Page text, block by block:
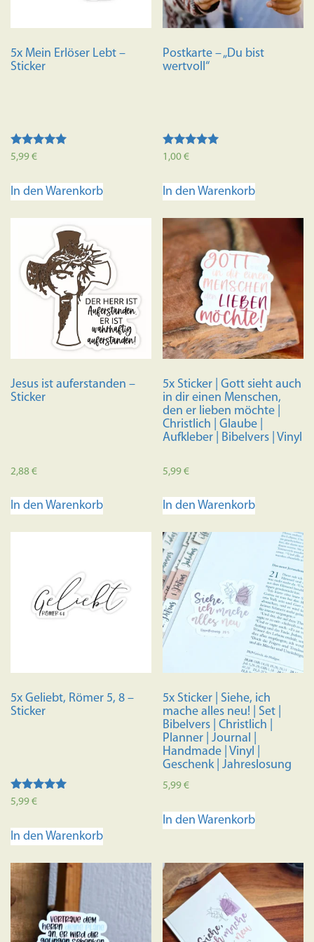
5x Mein Erlöser Lebt –
Sticker
Bewertet mit
5,99€
In den Warenkorb
Postkarte – „Du bist
wertvoll“
Bewertet mit
1,00€
In den Warenkorb
Jesus ist auferstanden –
Sticker
2,88€
In den Warenkorb
5x Sticker | Gott sieht auch
in dir einen Menschen,
den er lieben möchte |
Christlich | Glaube |
Aufkleber | Bibelvers | Vinyl
5,99€
In den Warenkorb
5x Geliebt, Römer 5, 8 –
Sticker
Bewertet mit
5,99€
In den Warenkorb
5x Sticker | Siehe, ich
mache alles neu! | Set |
Bibelvers | Christlich |
Planner | Journal |
Handmade | Vinyl |
Geschenk | Jahreslosung
5,99€
In den Warenkorb